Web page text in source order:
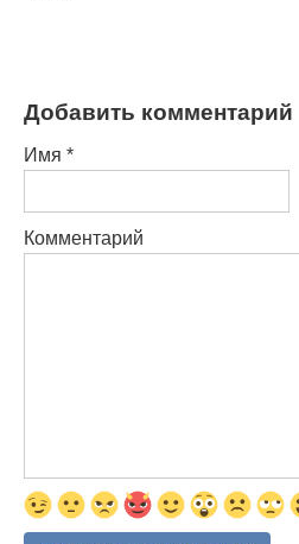
Добавить комментарий
Имя *
Комментарий